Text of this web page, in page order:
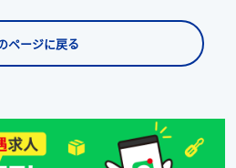
ページに戻る